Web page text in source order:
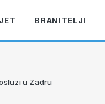
BRANITELJI
u Zadru